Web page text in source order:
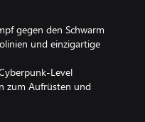
gegen den Schwarm
und einzigartige
zum Aufrüsten und
mit einzigartigen